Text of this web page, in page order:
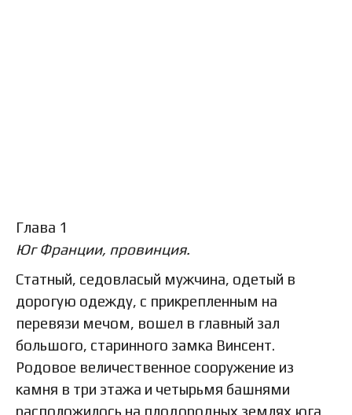
Глава 1
Юг Франции, провинция.
Статный, седовласый мужчина, одетый в
дорогую одежду, с прикрепленным на
перевязи мечом, вошел в главный зал
большого, старинного замка Винсент.
Родовое величественное сооружение из
камня в три этажа и четырьмя башнями
расположилось на плодородных землях юга